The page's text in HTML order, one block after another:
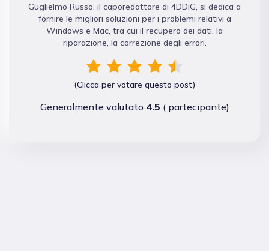
Guglielmo Russo, il caporedattore di 4DDiG, si dedica a
fornire le migliori soluzioni per i problemi relativi a
Windows e Mac, tra cui il recupero dei dati, la
riparazione, la correzione degli errori.
(Clicca per votare questo post)
Generalmente valutato 4.5 (partecipante)